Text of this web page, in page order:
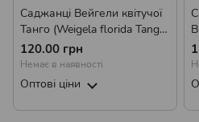
Саджанці Вейгели квітучої
Танго (Weigela florida Tango)
Р9
120.00 грн
Немає в наявності
Оптові ціни